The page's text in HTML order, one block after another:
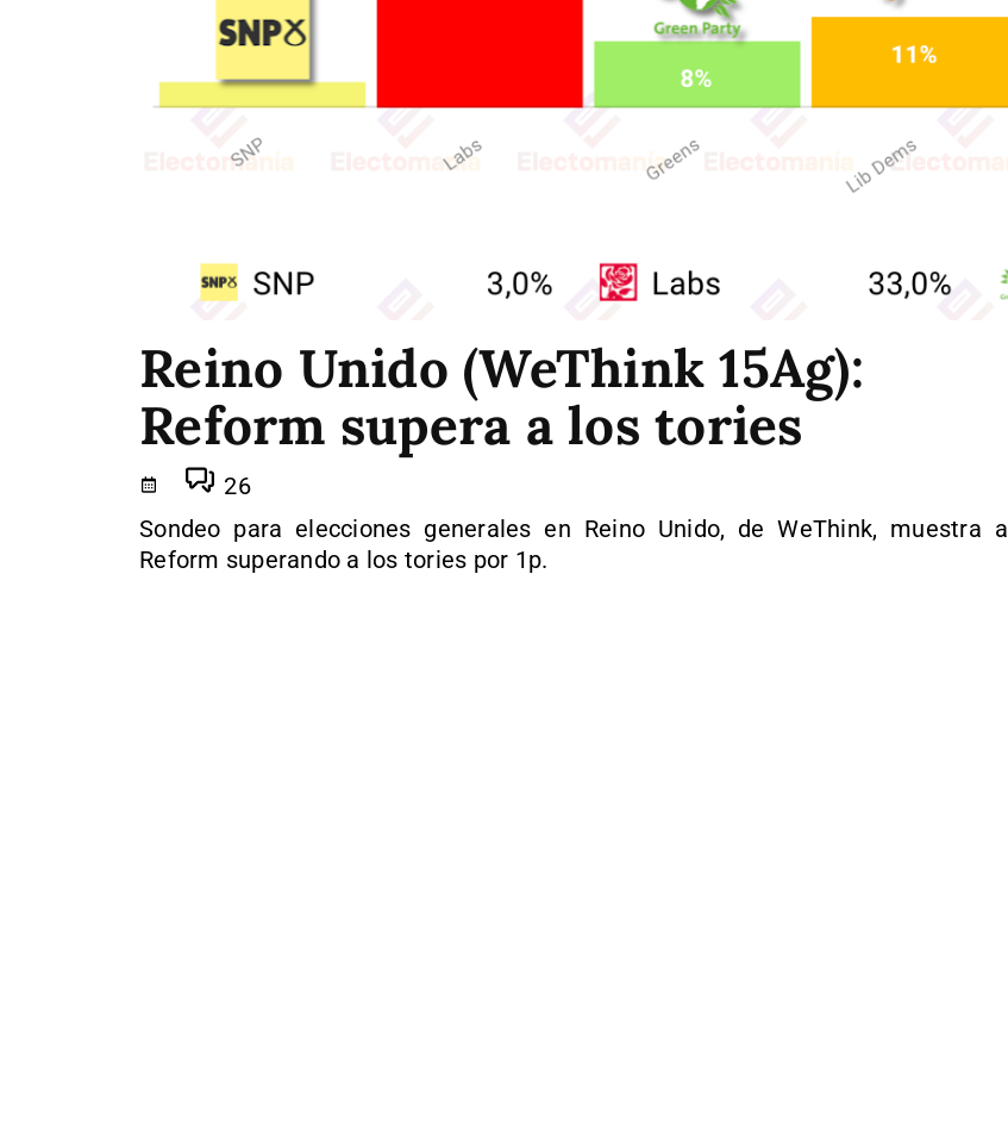
Reino Unido (WeThink 15Ag):
Reform supera a los tories
26
Sondeo para elecciones generales en Reino Unido, de WeThink, muestra a
Reform superando a los tories por 1p.